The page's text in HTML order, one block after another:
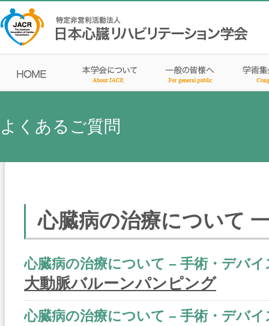
よくあるご質問
心臓病の治療について
心臓病の治療について – 手術・デバ
大動脈バルーンパンピング
心臓病の治療について – 手術・デバ